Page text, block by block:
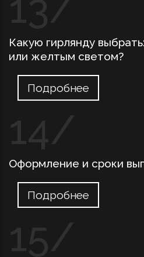
Какую гирлянду
или желтым светом?
Подробнее
Оформление и сроки
Подробнее